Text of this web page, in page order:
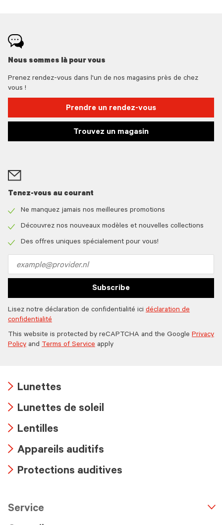
Nous sommes là pour vous
Prenez rendez-vous dans l'un de nos magasins près de chez
vous !
Prendre un rendez-vous
Trouvez un magasin
Tenez-vous au courant
icon
Ne manquez jamais nos meilleures promotions
icon
Découvrez nos nouveaux modèles et nouvelles collections
Des offres uniques spécialement pour vous!
address
Subscribe
Lisez notre déclaration de confidentialité ici déclaration de
confidentialité
This website is protected by reCAPTCHA and the Google Privacy
Policy and Terms of Service apply
icon
Lunettes
icon
Lunettes de soleil
icon
Lentilles
icon
Appareils auditifs
Protections auditives
Service